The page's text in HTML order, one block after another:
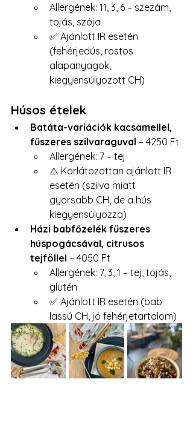
Allergének: 11, 3, 6 – szezám,
tojás, szója
✅ Ajánlott IR esetén
(fehérjedús, rostos
alapanyagok,
kiegyensúlyozott CH)
Húsos ételek
Batáta-variációk kacsamellel,
fűszeres szilvaraguval – 4250 Ft
Allergének: 7 – tej
⚠️ Korlátozottan ajánlott IR
esetén (szilva miatt
gyorsabb CH, de a hús
kiegyensúlyozza)
Házi babfőzelék fűszeres
húspogácsával, citrusos
tejföllel – 4050 Ft
Allergének: 7, 3, 1 – tej, tojás,
glutén
✅ Ajánlott IR esetén (bab
lassú CH, jó fehérjetartalom)